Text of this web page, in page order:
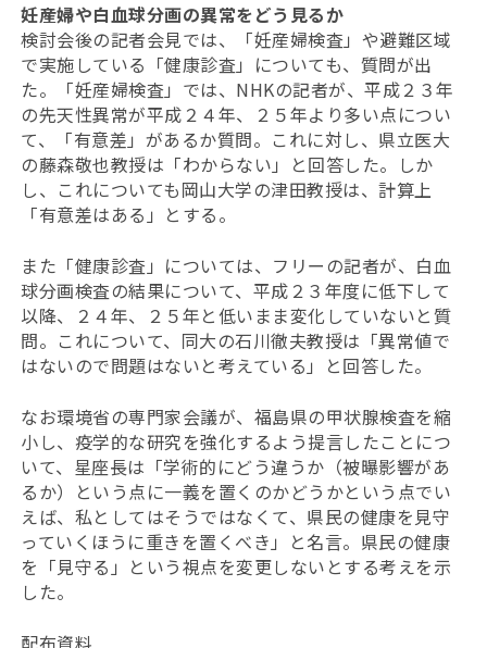
妊産婦や白血球分画の異常をどう見るか
検討会後の記者会見では、「妊産婦検査」や避難区域
で実施している「健康診査」についても、質問が出
た。「妊産婦検査」では、NHKの記者が、平成２３年
の先天性異常が平成２４年、２５年より多い点につい
て、「有意差」があるか質問。これに対し、県立医大
の藤森敬也教授は「わからない」と回答した。しか
し、これについても岡山大学の津田教授は、計算上
「有意差はある」とする。
また「健康診査」については、フリーの記者が、白血
球分画検査の結果について、平成２３年度に低下して
以降、２４年、２５年と低いまま変化していないと質
問。これについて、同大の石川徹夫教授は「異常値で
はないので問題はないと考えている」と回答した。
なお環境省の専門家会議が、福島県の甲状腺検査を縮
小し、疫学的な研究を強化するよう提言したことにつ
いて、星座長は「学術的にどう違うか（被曝影響があ
るか）という点に一義を置くのかどうかという点でい
えば、私としてはそうではなくて、県民の健康を見守
っていくほうに重きを置くべき」と名言。県民の健康
を「見守る」という視点を変更しないとする考えを示
した。